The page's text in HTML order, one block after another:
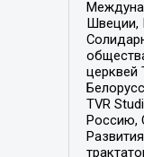
Швеции,
церквей
TVR
Россию,